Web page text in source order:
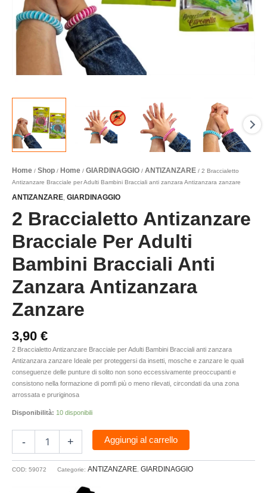
Home / Shop / Home / GIARDINAGGIO / ANTIZANZARE / 2 Braccialetto
Antizanzare Bracciale per Adulti Bambini Bracciali anti zanzara Antizanzara zanzare
ANTIZANZARE GIARDINAGGIO
2 Braccialetto Antizanzare
Bracciale Per Adulti
Bambini Bracciali Anti
Zanzara Antizanzara
Zanzare
3,90 €
2 Braccialetto Antizanzare Bracciale per Adulti Bambini Bracciali anti zanzara
Antizanzara zanzare Ideale per proteggersi da insetti, mosche e zanzare le quali
conseguenze delle punture di solito non sono eccessivamente preoccupanti e
consistono nella formazione di pomfi più o meno rilevati, circondati da una zona
arrossata e pruriginosa
Disponibilità: 10 disponibili
- + Aggiungi al carrello
COD: 59072 Categorie: ANTIZANZARE, GIARDINAGGIO